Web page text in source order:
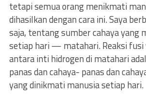
tetapi semua orang menikmati
dihasilkan dengan cara ini. Saya
saja, tentang sumber cahaya yang
setiap hari — matahari. Reaksi fusi
antara inti hidrogen di matahari
panas dan cahaya- panas dan
yang dinikmati manusia setiap hari.